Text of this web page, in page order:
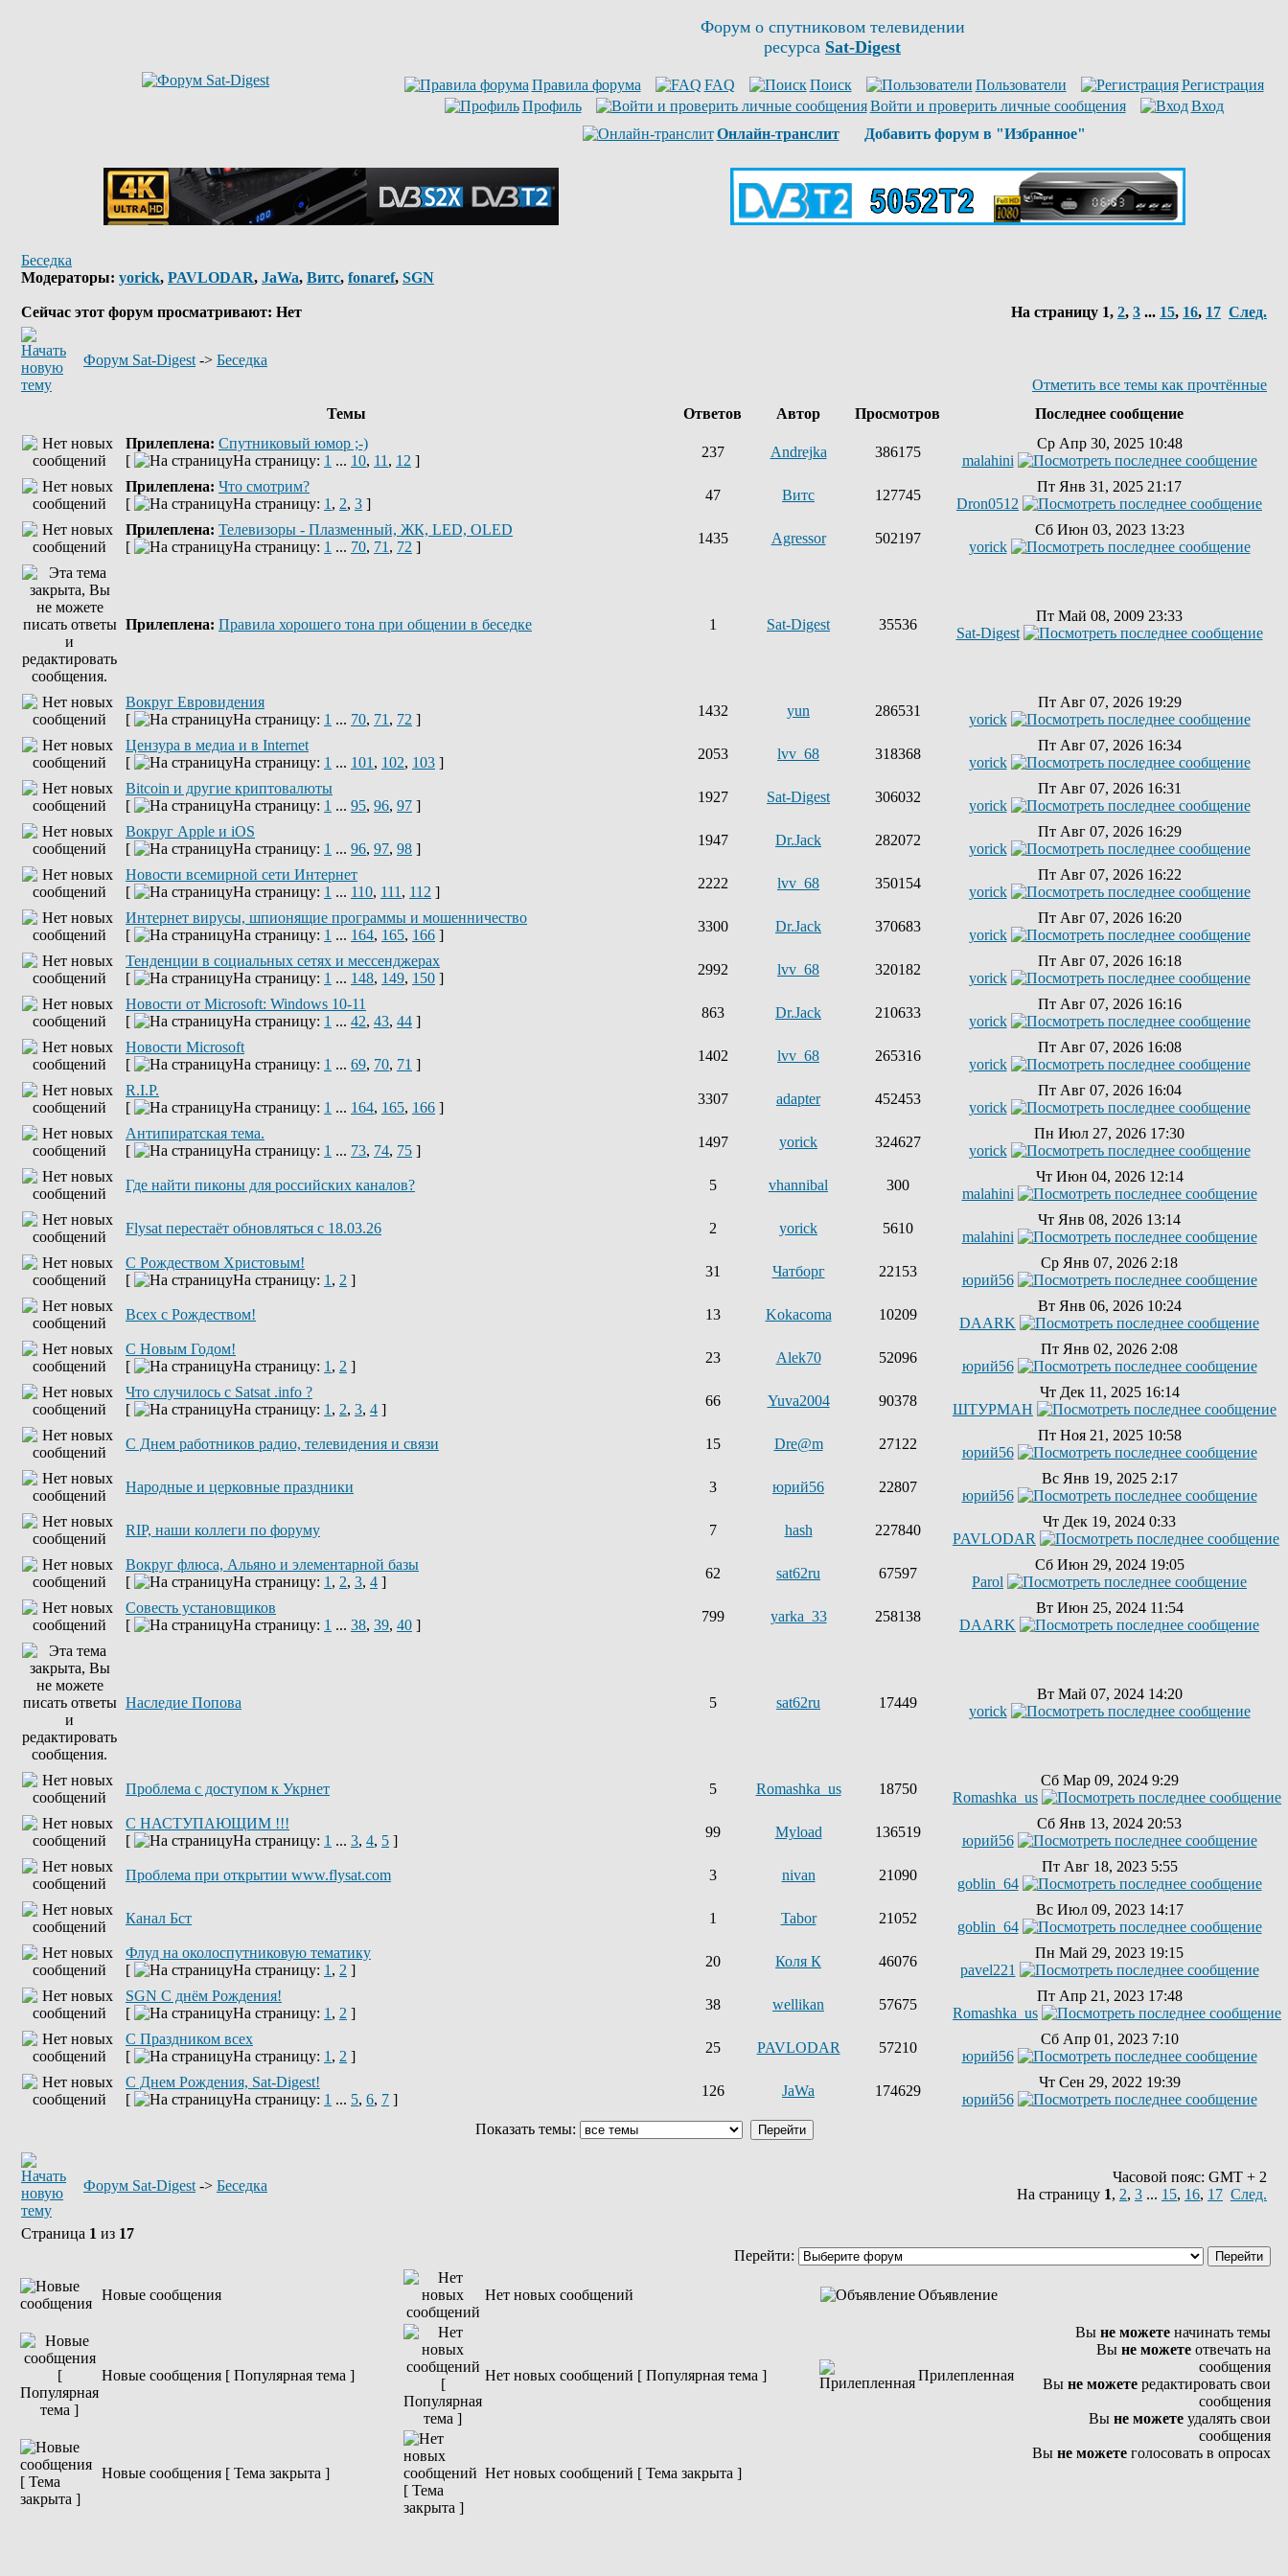
Форум о спутниковом телевидении
ресурса Sat-Digest
Правила форума FAQ Поиск Пользователи
Регистрация
Профиль
Войти и проверить личные сообщения
Вход
Онлайн-транслит
Добавить форум в "Избранное"
Беседка
Модераторы: yorick, PAVLODAR, JaWa, Витс, fonaref, SGN
Сейчас этот форум просматривают: Нет На страницу 1, 2, 3 ... 15, 16, 17 След.
Форум Sat-Digest -> Беседка
Отметить все темы как прочтённые
Темы
Ответов Автор Просмотров
Последнее сообщение
Прилеплена: Спутниковый юмор ;-)
[
На страницу: 1 ... 10, 11 , 12 ]
237 Andrejka 386175
Ср Апр 30, 2025 10:48
malahini
Прилеплена: Что смотрим?
[
На страницу: 1 , 2, 3 ]
47 Витс 127745
Пт Янв 31, 2025 21:17
Dron0512
Прилеплена: Телевизоры - Плазменный, ЖК, LED, OLED
[
На страницу: 1 ... 70, 71 , 72 ]
1435 Agressor 502197
Сб Июн 03, 2023 13:23
yorick
Прилеплена: Правила хорошего тона при общении в беседке 1 Sat-Digest 35536
Пт Май 08, 2009 23:33
Sat-Digest
Вокруг Евровидения
[
На страницу: 1 ... 70, 71 , 72 ]
1432 yun 286531
Пт Авг 07, 2026 19:29
yorick
Цензура в медиа и в Internet
[
На страницу: 1 ... 101 , 102, 103 ]
2053 lvv_68 318368
Пт Авг 07, 2026 16:34
yorick
Bitcoin и другие криптовалюты
[
На страницу: 1 ... 95, 96, 97 ]
1927 Sat-Digest 306032
Пт Авг 07, 2026 16:31
yorick
Вокруг Apple и iOS
[
На страницу: 1 ... 96, 97, 98 ]
1947 Dr.Jack 282072
Пт Авг 07, 2026 16:29
yorick
Новости всемирной сети Интернет
[
На страницу: 1 ... 110, 111 , 112 ]
2222 lvv_68 350154
Пт Авг 07, 2026 16:22
yorick
Интернет вирусы, шпионящие программы и мошенничество
[
На страницу: 1 ... 164, 165, 166 ]
3300 Dr.Jack 370683
Пт Авг 07, 2026 16:20
yorick
Тенденции в социальных сетях и мессенджерах
[
На страницу: 1 ... 148, 149, 150 ]
2992 lvv_68 320182
Пт Авг 07, 2026 16:18
yorick
Новости от Microsoft: Windows 10-11
[
На страницу: 1 ... 42, 43, 44 ]
863 Dr.Jack 210633
Пт Авг 07, 2026 16:16
yorick
Новости Microsoft
[
На страницу: 1 ... 69, 70, 71 ]
1402 lvv_68 265316
Пт Авг 07, 2026 16:08
yorick
R.I.P.
[
На страницу: 1 ... 164, 165, 166 ]
3307 adapter 452453
Пт Авг 07, 2026 16:04
yorick
Антипиратская тема.
[
На страницу: 1 ... 73, 74, 75 ]
1497 yorick 324627
Пн Июл 27, 2026 17:30
yorick
Где найти пиконы для российских каналов? 5 vhannibal 300
Чт Июн 04, 2026 12:14
malahini
Flysat перестаёт обновляться с 18.03.26 2 yorick 5610
Чт Янв 08, 2026 13:14
malahini
С Рождеством Христовым!
[
На страницу: 1 , 2 ]
31 Чатборг 22153
Ср Янв 07, 2026 2:18
юрий56
Всех с Рождеством! 13 Kokacoma 10209
Вт Янв 06, 2026 10:24
DAARK
С Новым Годом!
[
На страницу: 1 , 2 ]
23 Alek70 52096
Пт Янв 02, 2026 2:08
юрий56
Что случилось с Satsat .info ?
[
На страницу: 1 , 2, 3, 4 ]
66 Yuva2004 90378
Чт Дек 11, 2025 16:14
ШТУРМАН
C Днем работников радио, телевидения и связи 15 Dre@m 27122
Пт Ноя 21, 2025 10:58
юрий56
Народные и церковные праздники 3 юрий56 22807
Вс Янв 19, 2025 2:17
юрий56
RIP, наши коллеги по форуму 7 hash 227840
Чт Дек 19, 2024 0:33
PAVLODAR
Вокруг флюса, Альяно и элементарной базы
[
На страницу: 1 , 2, 3, 4 ]
62 sat62ru 67597
Сб Июн 29, 2024 19:05
Parol
Совесть установщиков
[
На страницу: 1 ... 38, 39, 40 ]
799 yarka_33 258138
Вт Июн 25, 2024 11:54
DAARK
Наследие Попова 5 sat62ru 17449
Вт Май 07, 2024 14:20
yorick
Проблема с доступом к Укрнет 5 Romashka_us 18750
Сб Мар 09, 2024 9:29
Romashka_us
С НАСТУПАЮЩИМ !!!
[
На страницу: 1 ... 3, 4, 5 ]
99 Myload 136519
Сб Янв 13, 2024 20:53
юрий56
Проблема при открытии www.flysat.com 3 nivan 21090
Пт Авг 18, 2023 5:55
goblin_64
Канал Бст 1 Tabor 21052
Вс Июл 09, 2023 14:17
goblin_64
Флуд на околоспутниковую тематику
[
На страницу: 1 , 2 ]
20 Коля К 46076
Пн Май 29, 2023 19:15
pavel221
SGN C днём Рождения!
[
На страницу: 1 , 2 ]
38 wellikan 57675
Пт Апр 21, 2023 17:48
Romashka_us
С Праздником всех
[
На страницу: 1 , 2 ]
25 PAVLODAR 57210
Сб Апр 01, 2023 7:10
юрий56
С Днем Рождения, Sat-Digest!
[
На страницу: 1 ... 5, 6, 7 ]
126 JaWa 174629
Чт Сен 29, 2022 19:39
юрий56
Показать темы:
Форум Sat-Digest -> Беседка
Часовой пояс: GMT + 2
На страницу 1, 2, 3 ... 15, 16, 17 След.
Страница 1 из 17
Перейти:
Новые сообщения Нет новых сообщений Объявление
Новые сообщения [ Популярная тема ] Нет новых сообщений [ Популярная тема ] Прилепленная
Новые сообщения [ Тема закрыта ] Нет новых сообщений [ Тема закрыта ]
Вы не можете начинать темы
Вы не можете отвечать на
сообщения
Вы не можете редактировать свои
сообщения
Вы не можете удалять свои
сообщения
Вы не можете голосовать в опросах